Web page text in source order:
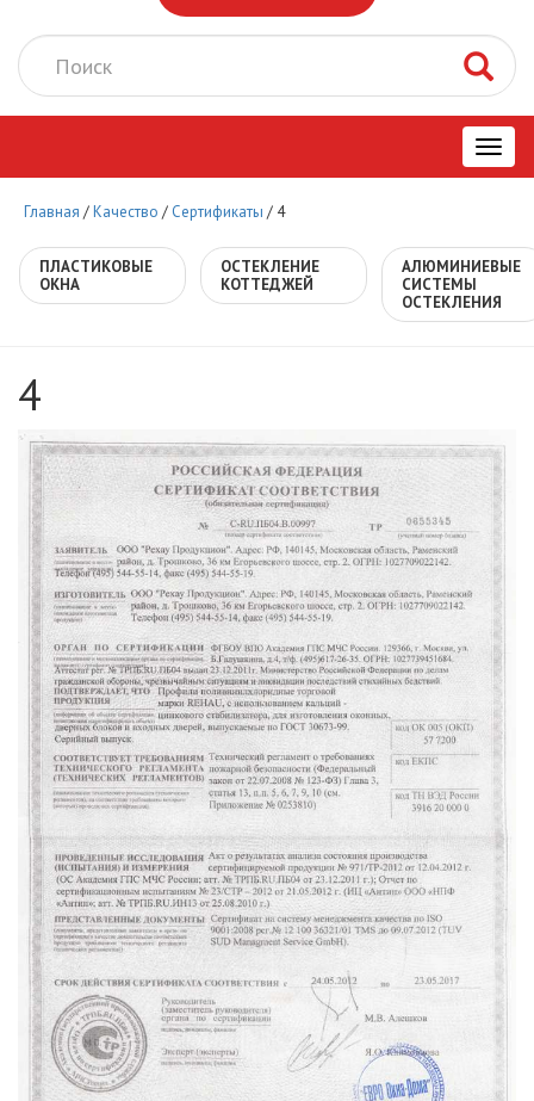
Главная /Качество / Сертификаты / 4
ПЛАСТИКОВЫЕ
ОКНА
ОСТЕКЛЕНИЕ
КОТТЕДЖЕЙ
АЛЮМИНИЕВЫЕ
СИСТЕМЫ
ОСТЕКЛЕНИЯ
4